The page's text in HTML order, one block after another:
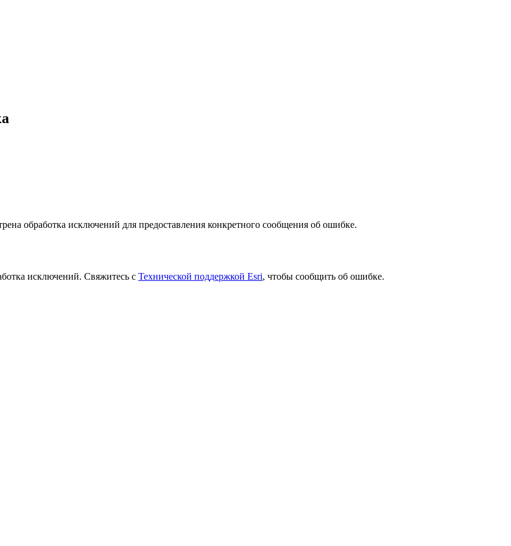
обработка исключений для предоставления конкретного сообщения об ошибке.
исключений. Свяжитесь с Технической поддержкой Esri, чтобы сообщить об ошибке.